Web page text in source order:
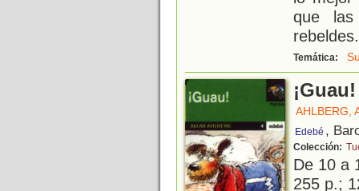
que
rebeldes.
Temática:
¡Guau!
AHLBERG,
Edebé ,
Colección:
De 10 a
255 p.;